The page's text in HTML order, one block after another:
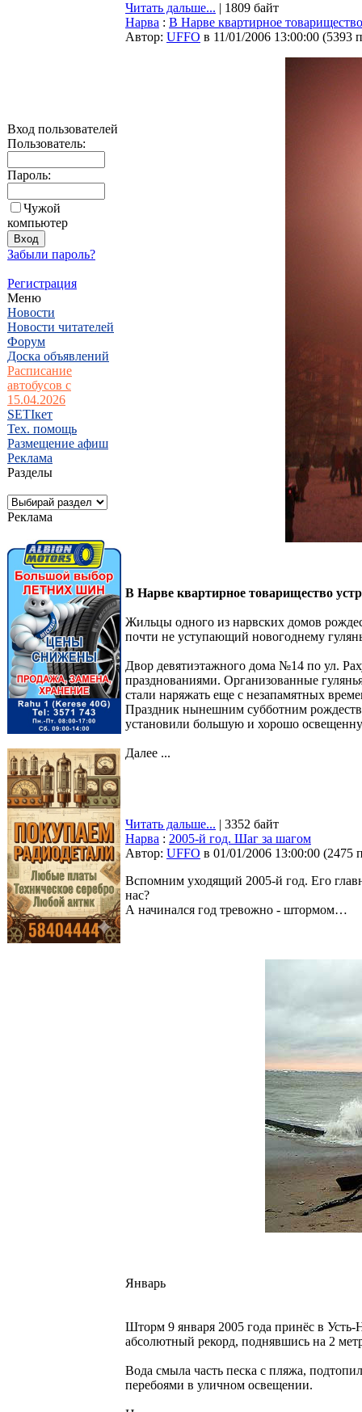
Вход пользователей
Пользователь:
Пароль:
Чужой
компьютер
Забыли пароль?
Регистрация
Меню
Новости
Новости читателей
Форум
Доска объявлений
Расписание
автобусов с
15.04.2026
SETIкет
Тех. помощь
Размещение афиш
Реклама
Разделы
Реклама
Читать дальше... | 1809 байт
Нарва : В Нарве квартирное
Автор: UFFO в 11/01/2006 13:00:00 (5393
В Нарве квартирное товарищество
Жильцы одного из нарвских домов
почти не уступающий новогоднему
Двор девятиэтажного дома №14 по ул.
празднованиями. Организованные
стали наряжать еще с незапамятных
Праздник нынешним субботним
установили большую и хорошо
Далее ...
Читать дальше... | 3352 байт
Нарва : 2005-й год. Шаг за шагом
Автор: UFFO в 01/01/2006 13:00:00 (2475
Вспомним уходящий 2005-й год. Его
нас?
А начинался год тревожно - штормом…
Январь
Шторм 9 января 2005 года принёс в
абсолютный рекорд, поднявшись на 2
Вода смыла часть песка с пляжа,
перебоями в уличном освещении.